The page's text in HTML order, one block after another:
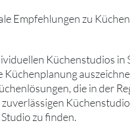
Empfehlungen zu
Küchenstudios
die in der
zu finden.